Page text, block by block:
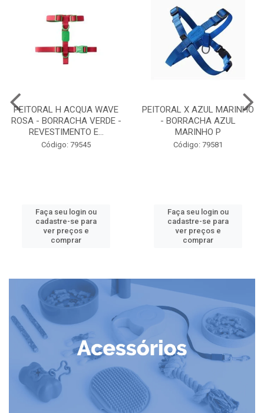
PEITORAL H ACQUA WAVE
ROSA - BORRACHA VERDE -
REVESTIMENTO E...
Código: 79545
Faça seu login ou
cadastre-se para
ver preços e
comprar
PEITORAL X AZUL MARINHO
- BORRACHA AZUL
MARINHO P
Código: 79581
Faça seu login ou
cadastre-se para
ver preços e
comprar